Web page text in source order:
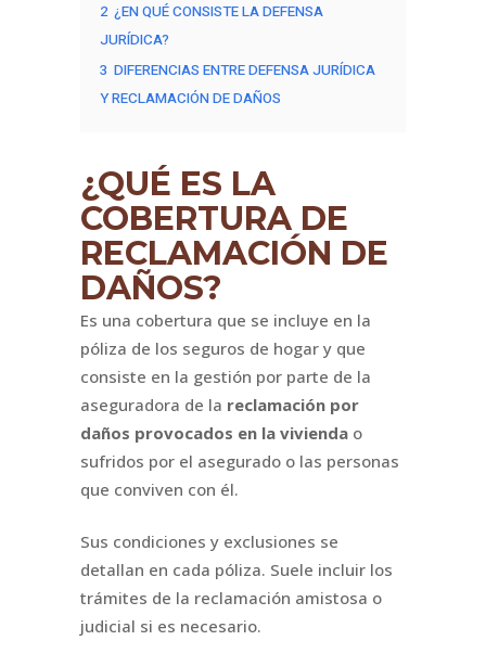
2 ¿EN QUÉ CONSISTE LA DEFENSA
JURÍDICA?
3 DIFERENCIAS ENTRE DEFENSA JURÍDICA
Y RECLAMACIÓN DE DAÑOS
¿QUÉ ES LA
COBERTURA DE
RECLAMACIÓN DE
DAÑOS?
Es una cobertura que se incluye en la
póliza de los seguros de hogar y que
consiste en la gestión por parte de la
aseguradora de la reclamación por
daños provocados en la vivienda o
sufridos por el asegurado o las personas
que conviven con él.
Sus condiciones y exclusiones se
detallan en cada póliza. Suele incluir los
trámites de la reclamación amistosa o
judicial si es necesario.